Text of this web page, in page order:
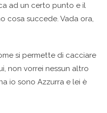
ad un certo punto e il
cosa succede. Vada ora,
si permette di cacciare
non vorrei nessun altro
io sono Azzurra e lei è